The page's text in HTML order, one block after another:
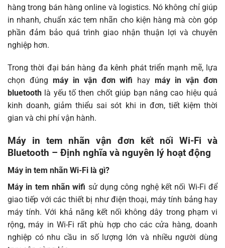
hàng trong bán hàng online và logistics. Nó không chỉ giúp
in nhanh, chuẩn xác tem nhãn cho kiện hàng mà còn góp
phần đảm bảo quá trình giao nhận thuận lợi và chuyên
nghiệp hơn.
Trong thời đại bán hàng đa kênh phát triển mạnh mẽ, lựa
chọn đúng máy in vận đơn wifi haymáy in vận đơn
bluetooth là yếu tố then chốt giúp bạn nâng cao hiệu quả
kinh doanh, giảm thiểu sai sót khi in đơn, tiết kiệm thời
gian và chi phí vận hành.
Máy in tem nhãn vận đơn kết nối Wi-Fi và
Bluetooth – Định nghĩa và nguyên lý hoạt động
Máy in tem nhãn Wi-Fi là gì?
Máy in tem nhãn wifi sử dụng công nghệ kết nối Wi-Fi để
giao tiếp với các thiết bị như điện thoại, máy tính bảng hay
máy tính. Với khả năng kết nối không dây trong phạm vi
rộng, máy in Wi-Fi rất phù hợp cho các cửa hàng, doanh
nghiệp có nhu cầu in số lượng lớn và nhiều người dùng